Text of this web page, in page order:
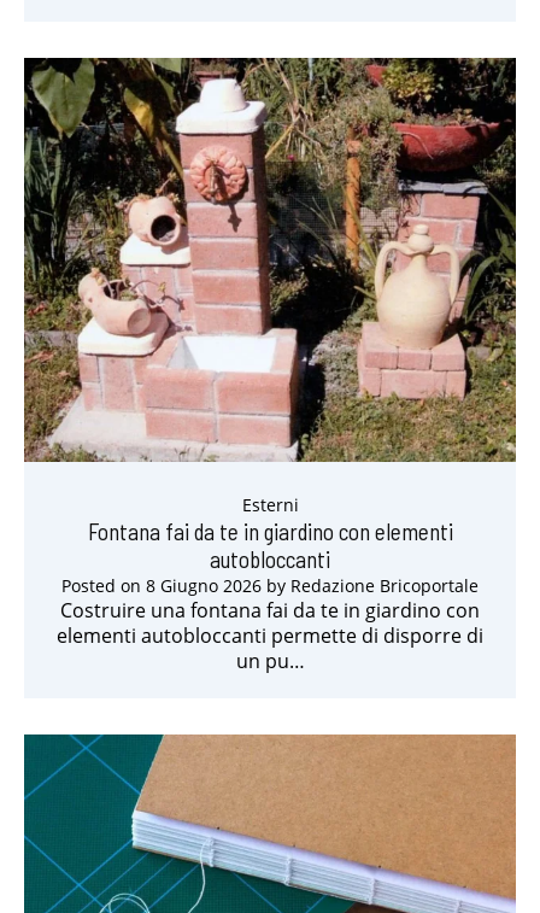
Esterni
Fontana fai da te in giardino con elementi
autobloccanti
Posted on 8 Giugno 2026 by Redazione Bricoportale
Costruire una fontana fai da te in giardino con
elementi autobloccanti permette di disporre di
un pu…